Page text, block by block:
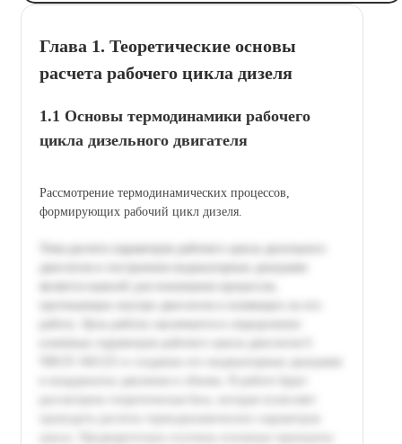
Глава 1. Теоретические основы
расчета рабочего цикла дизеля
1.1 Основы термодинамики рабочего
цикла дизельного двигателя
Рассмотрение термодинамических процессов,
формирующих рабочий цикл дизеля.